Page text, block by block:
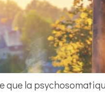
que la